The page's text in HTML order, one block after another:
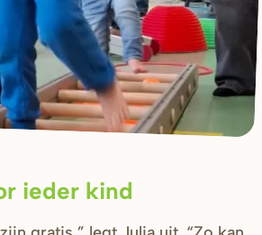
ieder kind